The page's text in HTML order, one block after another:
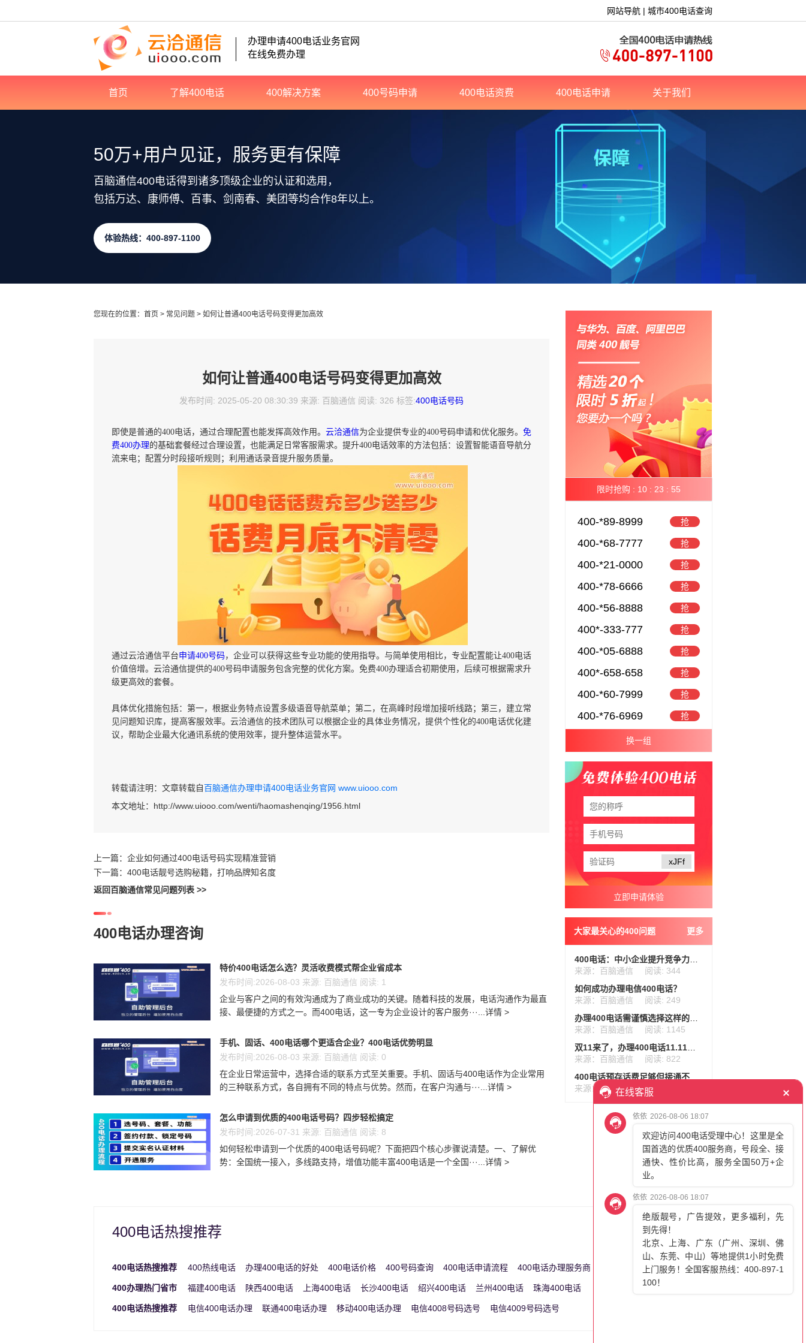
网站导航 | 城市400电话查询
办理申请400电话业务官网
在线免费办理
首页 了解400电话 400解决方案 400号码申请 400电话资费 400电话申请 关于我们
50万+用户见证，服务更有保障
百脑通信400电话得到诸多顶级企业的认证和选用，
包括万达、康师傅、百事、剑南春、美团等均合作8年以上。
体验热线：400-897-1100
您现在的位置： 首页 > 常见问题 > 如何让普通400电话号码变得更加高效
如何让普通400电话号码变得更加高效
发布时间: 2025-05-20 08:30:39 来源: 百脑通信 阅读: 326 标签:400电话号码
即使是普通的400电话，通过合理配置也能发挥高效作用。 云洽通信为企业提供专业的400号码申请和优化服务。 免
费400办理的基础套餐经过合理设置，也能满足日常客服需求。提升400电话效率的方法包括：设置智能语音导航分
流来电；配置分时段接听规则；利用通话录音提升服务质量。
通过云洽通信平台申请400号码，企业可以获得这些专业功能的使用指导。与简单使用相比，专业配置能让400电话
价值倍增。云洽通信提供的400号码申请服务包含完整的优化方案。免费400办理适合初期使用，后续可根据需求升
级更高效的套餐。
具体优化措施包括：第一，根据业务特点设置多级语音导航菜单；第二，在高峰时段增加接听线路；第三，建立常
见问题知识库，提高客服效率。云洽通信的技术团队可以根据企业的具体业务情况，提供个性化的400电话优化建
议，帮助企业最大化通讯系统的使用效率，提升整体运营水平。
转载请注明：文章转载自百脑通信办理申请400电话业务官网 www.uiooo.com
本文地址： http://www.uiooo.com/wenti/haomashenqing/1956.html
上一篇： 企业如何通过400电话号码实现精准营销
下一篇： 400电话靓号选购秘籍，打响品牌知名度
返回百脑通信常见问题列表 >>
400电话办理咨询
特价400电话怎么选？灵活收费模式帮企业省成本
发布时间:2026-08-03 来源: 百脑通信 阅读: 1
企业与客户之间的有效沟通成为了商业成功的关键。随着科技的发展，电话沟通作为最直
接、最便捷的方式之一。而400电话，这一专为企业设计的客户服务···...详情 >
手机、固话、400电话哪个更适合企业？400电话优势明显
发布时间:2026-08-03 来源: 百脑通信 阅读: 0
在企业日常运营中，选择合适的联系方式至关重要。手机、固话与400电话作为企业常用
的三种联系方式，各自拥有不同的特点与优势。然而，在客户沟通与···...详情 >
怎么申请到优质的400电话号码？四步轻松搞定
发布时间:2026-07-31 来源: 百脑通信 阅读: 8
如何轻松申请到一个优质的400电话号码呢？下面把四个核心步骤说清楚。一、了解优
势：全国统一接入，多线路支持，增值功能丰富400电话是一个全国···...详情 >
限时抢购 : 10 : 23 : 54
400-*89-8999 抢
400-*68-7777 抢
400-*21-0000 抢
400-*78-6666 抢
400-*56-8888 抢
400*-333-777 抢
400-*05-6888 抢
400*-658-658 抢
400-*60-7999 抢
400-*76-6969 抢
换一组
xJFf
大家最关心的400问题 更多
来源：百脑通信
阅读: 344
如何成功办理电信400电话？
来源：百脑通信
阅读: 249
来源：百脑通信
阅读: 1145
来源：百脑通信
阅读: 822
来源：百脑通信
阅读: 404
400电话热搜推荐
400电话热搜推荐 400热线电话 办理400电话的好处 400电话价格 400号码查询 400电话申请流程 400电话办理服务商 更多>>
400办理热门省市 福建400电话 陕西400电话 上海400电话 长沙400电话 绍兴400电话 兰州400电话 珠海400电话
400电话热搜推荐 电信400电话办理 联通400电话办理 移动400电话办理 电信4008号码选号 电信4009号码选号